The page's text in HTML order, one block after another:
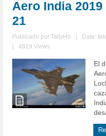
Aero India
21
Publicado porTallyHo Date:
4619 Views
El